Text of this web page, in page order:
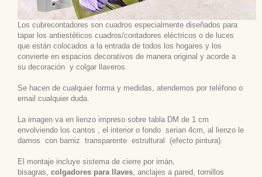
Los cubrecontadores son cuadros especialmente diseñados para
tapar los antiestéticos cuadros/contadores eléctricos o de luces
que están colocados a la entrada de todos los hogares y los
convierte en espacios decorativos de manera original y acorde a
su decoración y colgar llaveros.
Se hacen de cualquier forma y medidas, atendemos por teléfono o
email cualquier duda.
La imagen va en lienzo impreso sobre tabla DM de 1 cm
envolviendo los cantos , el interior o fondo serian 4cm, al lienzo le
damos con barniz transparente estrultural (efecto pintura).
El montaje incluye sistema de cierre por imán,
bisagras, colgadores para llaves , anclajes a pared, tornillos